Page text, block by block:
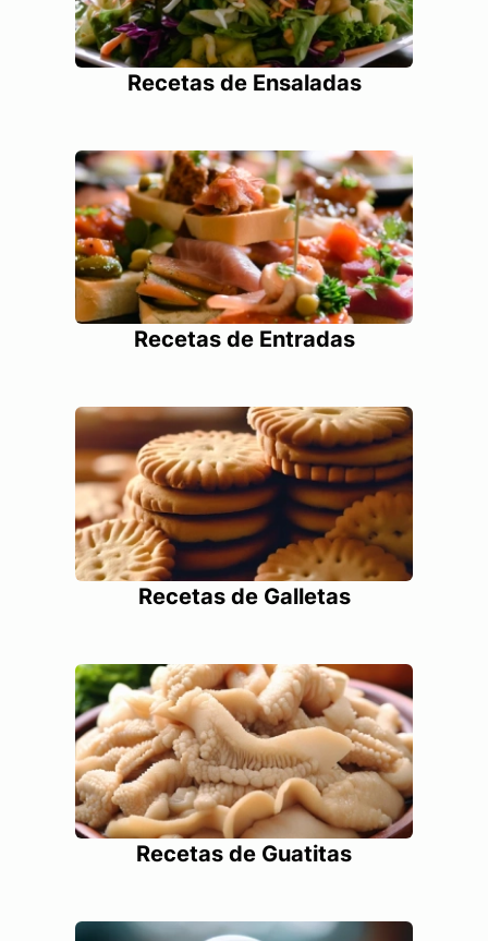
Recetas de Ensaladas
Recetas de Entradas
Recetas de Galletas
Recetas de Guatitas